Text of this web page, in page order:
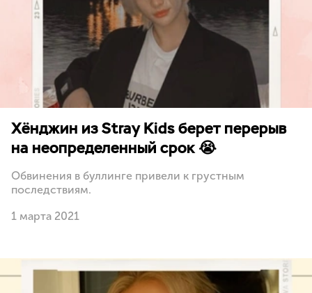
Хёнджин из Stray Kids берет перерыв
на неопределенный срок 😭
Обвинения в буллинге привели к грустным
последствиям.
1 марта 2021